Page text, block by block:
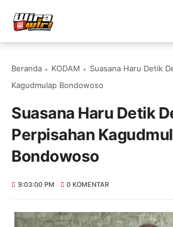
Beranda KODAM
Suasana Haru Detik
Kagudmulap Bondowoso
Suasana Haru Detik
Perpisahan
Bondowoso
9:03:00 PM 0 KOMENTAR